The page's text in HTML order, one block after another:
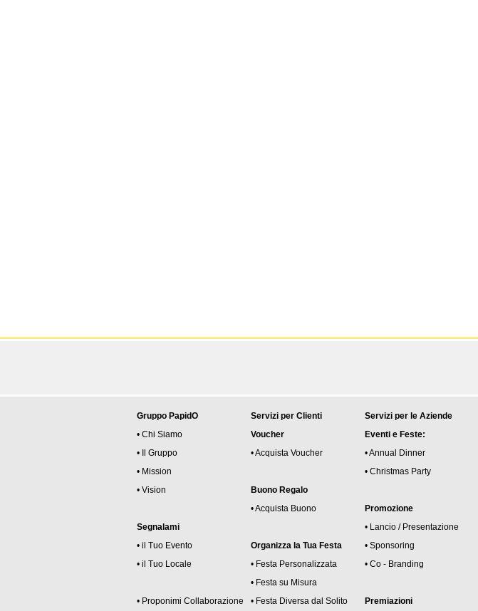
Gruppo PapidO
• Chi Siamo
• Il Gruppo
• Mission
• Vision
Segnalami
• il Tuo Evento
• il Tuo Locale
• Proponimi Collaborazione
Servizi per Clienti
Voucher
• Acquista Voucher
Buono Regalo
• Acquista Buono
Organizza la Tua Festa
• Festa Personalizzata
• Festa su Misura
• Festa Diversa dal Solito
Servizi per le Aziende
Eventi e Feste:
• Annual Dinner
• Christmas Party
Promozione
• Lancio / Presentazione
• Sponsoring
• Co - Branding
Premiazioni